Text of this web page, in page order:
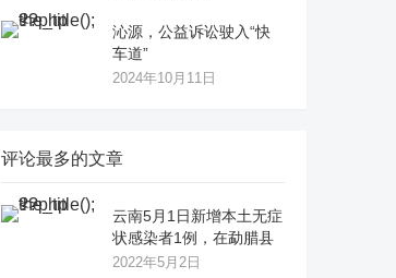
沁源，公益诉讼驶入“快
车道”
2024年10月11日
评论最多的文章
云南5月1日新增本土无症
状感染者1例，在勐腊县
2022年5月2日